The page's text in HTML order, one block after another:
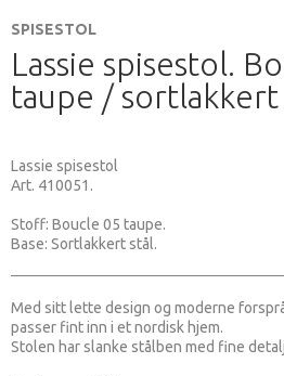
SPISESTOL
Lassie spisestol.
taupe / sortlakkert
Lassie spisestol
Art. 410051.
Stoff: Boucle 05 taupe.
Base: Sortlakkert stål.
Med sitt lette design og moderne
passer fint inn i et nordisk hjem.
Stolen har slanke stålben med fine